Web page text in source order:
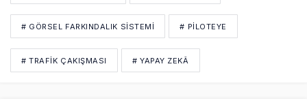
# GÖRSEL FARKINDALIK SISTEMI # PILOTEYE
# TRAFIK ÇAKIŞMASI # YAPAY ZEKÂ